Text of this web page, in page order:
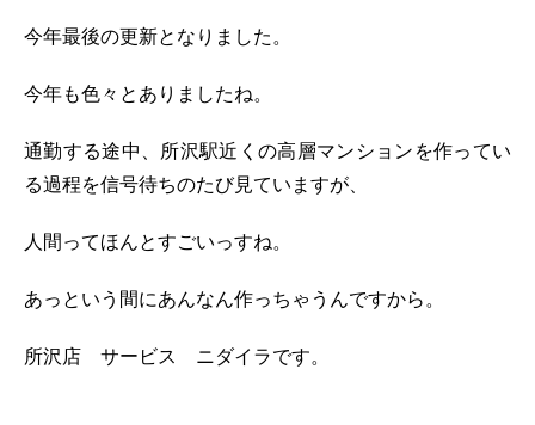
今年最後の更新となりました。
今年も色々とありましたね。
通勤する途中、所沢駅近くの高層マンションを作ってい
る過程を信号待ちのたび見ていますが、
人間ってほんとすごいっすね。
あっという間にあんなん作っちゃうんですから。
所沢店 サービス ニダイラです。